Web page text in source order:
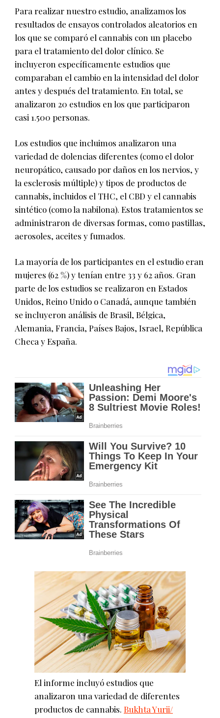
Para realizar nuestro estudio, analizamos los
resultados de ensayos controlados aleatorios en
los que se comparó el cannabis con un placebo
para el tratamiento del dolor clínico. Se
incluyeron específicamente estudios que
comparaban el cambio en la intensidad del dolor
antes y después del tratamiento. En total, se
analizaron 20 estudios en los que participaron
casi 1.500 personas.
Los estudios que incluimos analizaron una
variedad de dolencias diferentes (como el dolor
neuropático, causado por daños en los nervios, y
la esclerosis múltiple) y tipos de productos de
cannabis, incluidos el THC, el CBD y el cannabis
sintético (como la nabilona). Estos tratamientos se
administraron de diversas formas, como pastillas,
aerosoles, aceites y fumados.
La mayoría de los participantes en el estudio eran
mujeres (62 %) y tenían entre 33 y 62 años. Gran
parte de los estudios se realizaron en Estados
Unidos, Reino Unido o Canadá, aunque también
se incluyeron análisis de Brasil, Bélgica,
Alemania, Francia, Países Bajos, Israel, República
Checa y España.
El informe incluyó estudios que
analizaron una variedad de diferentes
productos de cannabis. Bukhta Yurii/